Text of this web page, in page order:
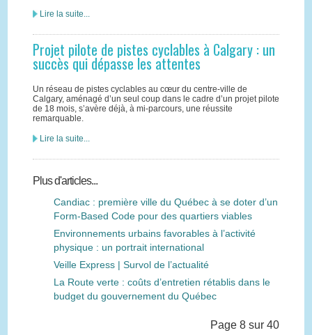
Lire la suite...
Projet pilote de pistes cyclables à Calgary : un
succès qui dépasse les attentes
Un réseau de pistes cyclables au cœur du centre-ville de
Calgary, aménagé d’un seul coup dans le cadre d’un projet pilote
de 18 mois, s’avère déjà, à mi-parcours, une réussite
remarquable.
Lire la suite...
Plus d'articles...
Candiac : première ville du Québec à se doter d’un
Form-Based Code pour des quartiers viables
Environnements urbains favorables à l’activité
physique : un portrait international
Veille Express | Survol de l’actualité
La Route verte : coûts d’entretien rétablis dans le
budget du gouvernement du Québec
Page 8 sur 40